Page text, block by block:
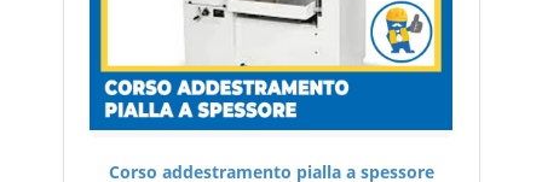
Corso addestramento pialla a spessore